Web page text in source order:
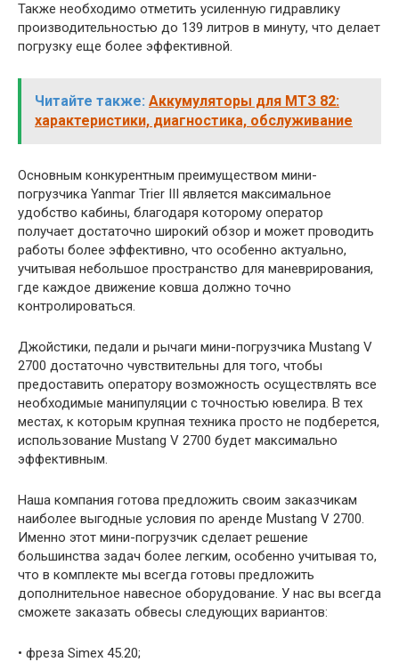
Также необходимо отметить усиленную гидравлику
производительностью до 139 литров в минуту, что делает
погрузку еще более эффективной.
Читайте также: Аккумуляторы для МТЗ 82:
характеристики, диагностика, обслуживание
Основным конкурентным преимуществом мини-
погрузчика Yanmar Trier III является максимальное
удобство кабины, благодаря которому оператор
получает достаточно широкий обзор и может проводить
работы более эффективно, что особенно актуально,
учитывая небольшое пространство для маневрирования,
где каждое движение ковша должно точно
контролироваться.
Джойстики, педали и рычаги мини-погрузчика Mustang V
2700 достаточно чувствительны для того, чтобы
предоставить оператору возможность осуществлять все
необходимые манипуляции с точностью ювелира. В тех
местах, к которым крупная техника просто не подберется,
использование Mustang V 2700 будет максимально
эффективным.
Наша компания готова предложить своим заказчикам
наиболее выгодные условия по аренде Mustang V 2700.
Именно этот мини-погрузчик сделает решение
большинства задач более легким, особенно учитывая то,
что в комплекте мы всегда готовы предложить
дополнительное навесное оборудование. У нас вы всегда
сможете заказать обвесы следующих вариантов:
• фреза Simex 45.20;